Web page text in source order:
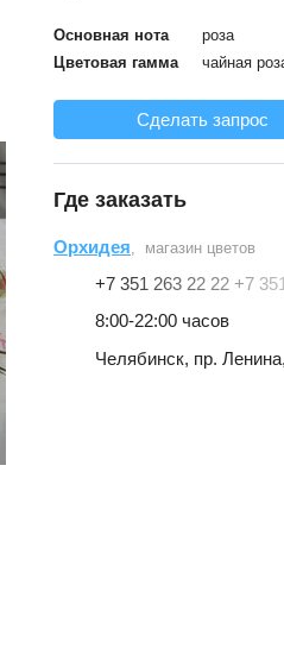
Основная нота
роза
Цветовая гамма
чайная
Сделать запрос
Где заказать
Орхидея, магазин цветов
+7 351 263 22 22 +7
8:00-22:00 часов
Челябинск, пр.